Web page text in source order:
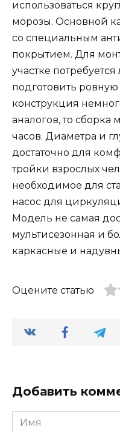
использоваться
морозы. Основной
со специальным
покрытием. Для
участке
подготовить
конструкция
аналогов, то сборка
часов. Диаметра и
достаточно для
тройки взрослых
необходимое для
насос для
Модель не самая
мультисезонная и
каркасные и
Оцените статью
Добавить
Имя